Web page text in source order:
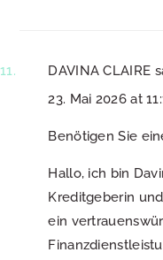
DAVINA CLAIRE
23. Mai 2026 at
Benötigen Sie
Hallo, ich bin
Kreditgeberin
ein